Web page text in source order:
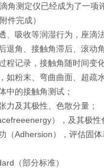
角测定仪已经成为了一项
件完成）
、吸收等润湿行为，座滴
退角、接触角滞后、滚动
程记录，接触角随时间变
如粉末、弯曲曲面、超疏
中的接触角测试；
力及其极性、色散分量；
），及其极性
（Adhersion），评估固体
（部分标准）